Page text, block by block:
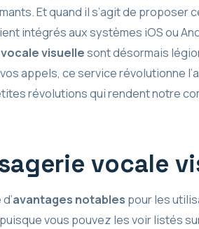
Et quand il s’agit de proposer
intégrés aux systèmes iOS ou
visuellesont désormais
appels, ce service révolutionne
révolutions qui rendent notre
vocale
avantages notables pour les
vous pouvez les voir listés